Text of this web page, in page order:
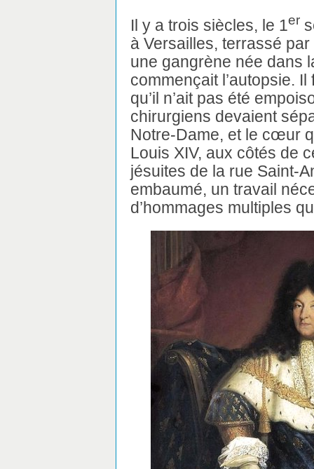
Il y a trois siècles, le 1er
à Versailles, terrassé
une gangrène née dans
commençait l’autopsie.
qu’il n’ait pas été
chirurgiens devaient
Notre-Dame, et le cœur
Louis XIV, aux côtés de
jésuites de la rue Saint-
embaumé, un travail
d’hommages multiples